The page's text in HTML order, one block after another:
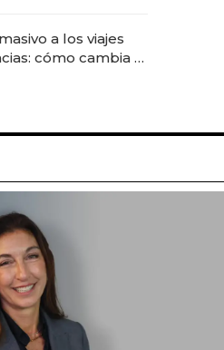
a los viajes
cómo cambia el